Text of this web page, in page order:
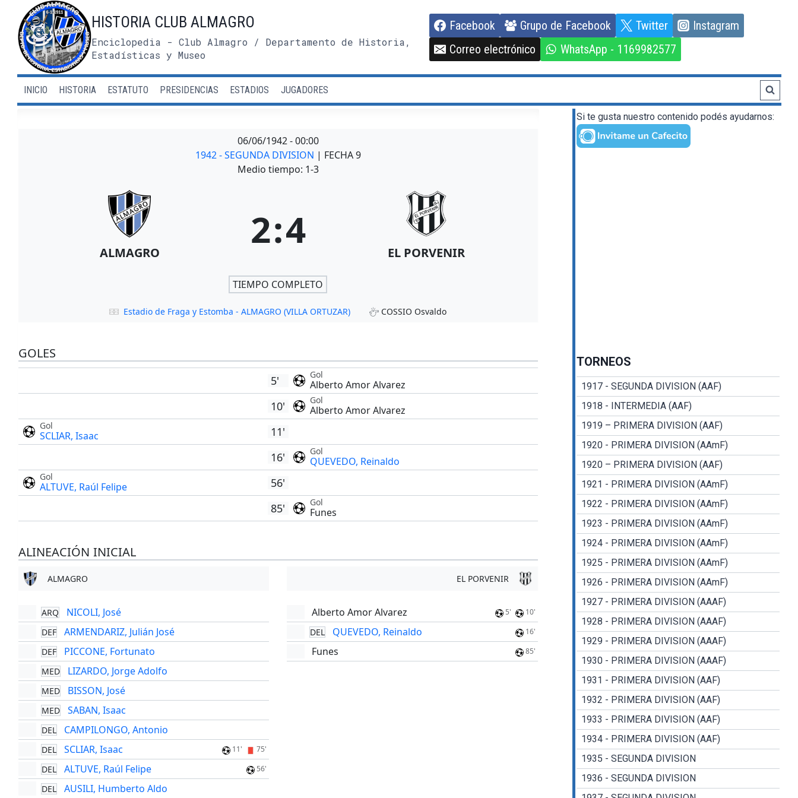
contenido
HISTORIA CLUB ALMAGRO
Enciclopedia - Club Almagro / Departamento de Historia,
Estadísticas y Museo
Facebook Grupo de Facebook Twitter
Instagram
Correo electrónico
WhatsApp - 1169982577
INICIO HISTORIA ESTATUTO PRESIDENCIAS ESTADIOS JUGADORES
06/06/1942-00:00
1942 - SEGUNDA DIVISION | FECHA 9
Medio tiempo: 1-3
ALMAGRO 2:4 EL PORVENIR
TIEMPO COMPLETO
Estadio de Fraga y Estomba - ALMAGRO (VILLA ORTUZAR) COSSIO Osvaldo
GOLES
5' Gol
Alberto Amor Alvarez
10' Gol
Alberto Amor Alvarez
Gol
SCLIAR, Isaac
11'
16'
Gol
QUEVEDO, Reinaldo
Gol
ALTUVE, Raúl Felipe
56'
85'
Gol
Funes
ALINEACIÓN INICIAL
ALMAGRO
ARQ NICOLI, José
DEF ARMENDARIZ, Julián José
DEF PICCONE, Fortunato
MED LIZARDO, Jorge Adolfo
MED BISSON, José
MED SABAN, Isaac
DEL CAMPILONGO, Antonio
DEL SCLIAR, Isaac 11' 75'
DEL ALTUVE, Raúl Felipe 56'
DEL AUSILI, Humberto Aldo
EL PORVENIR
Alberto Amor Alvarez 5' 10'
DEL QUEVEDO, Reinaldo 16'
Funes 85'
Si te gusta nuestro contenido podés ayudarnos:
TORNEOS
1917 - SEGUNDA DIVISION (AAF)
1918 - INTERMEDIA (AAF)
1919 – PRIMERA DIVISION (AAF)
1920 - PRIMERA DIVISION (AAmF)
1920 – PRIMERA DIVISION (AAF)
1921 - PRIMERA DIVISION (AAmF)
1922 - PRIMERA DIVISION (AAmF)
1923 - PRIMERA DIVISION (AAmF)
1924 - PRIMERA DIVISION (AAmF)
1925 - PRIMERA DIVISION (AAmF)
1926 - PRIMERA DIVISION (AAmF)
1927 - PRIMERA DIVISION (AAAF)
1928 - PRIMERA DIVISION (AAAF)
1929 - PRIMERA DIVISION (AAAF)
1930 - PRIMERA DIVISION (AAAF)
1931 - PRIMERA DIVISION (AAF)
1932 - PRIMERA DIVISION (AAF)
1933 - PRIMERA DIVISION (AAF)
1934 - PRIMERA DIVISION (AAF)
1935 - SEGUNDA DIVISION
1936 - SEGUNDA DIVISION